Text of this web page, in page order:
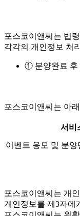
포스코이앤씨는 법
각각의 개인정보 처
① 분양완료 후
포스코이앤씨는 아
서비
이벤트 응모 및 분양
포스코이앤씨는 개
개인정보를 제3자에